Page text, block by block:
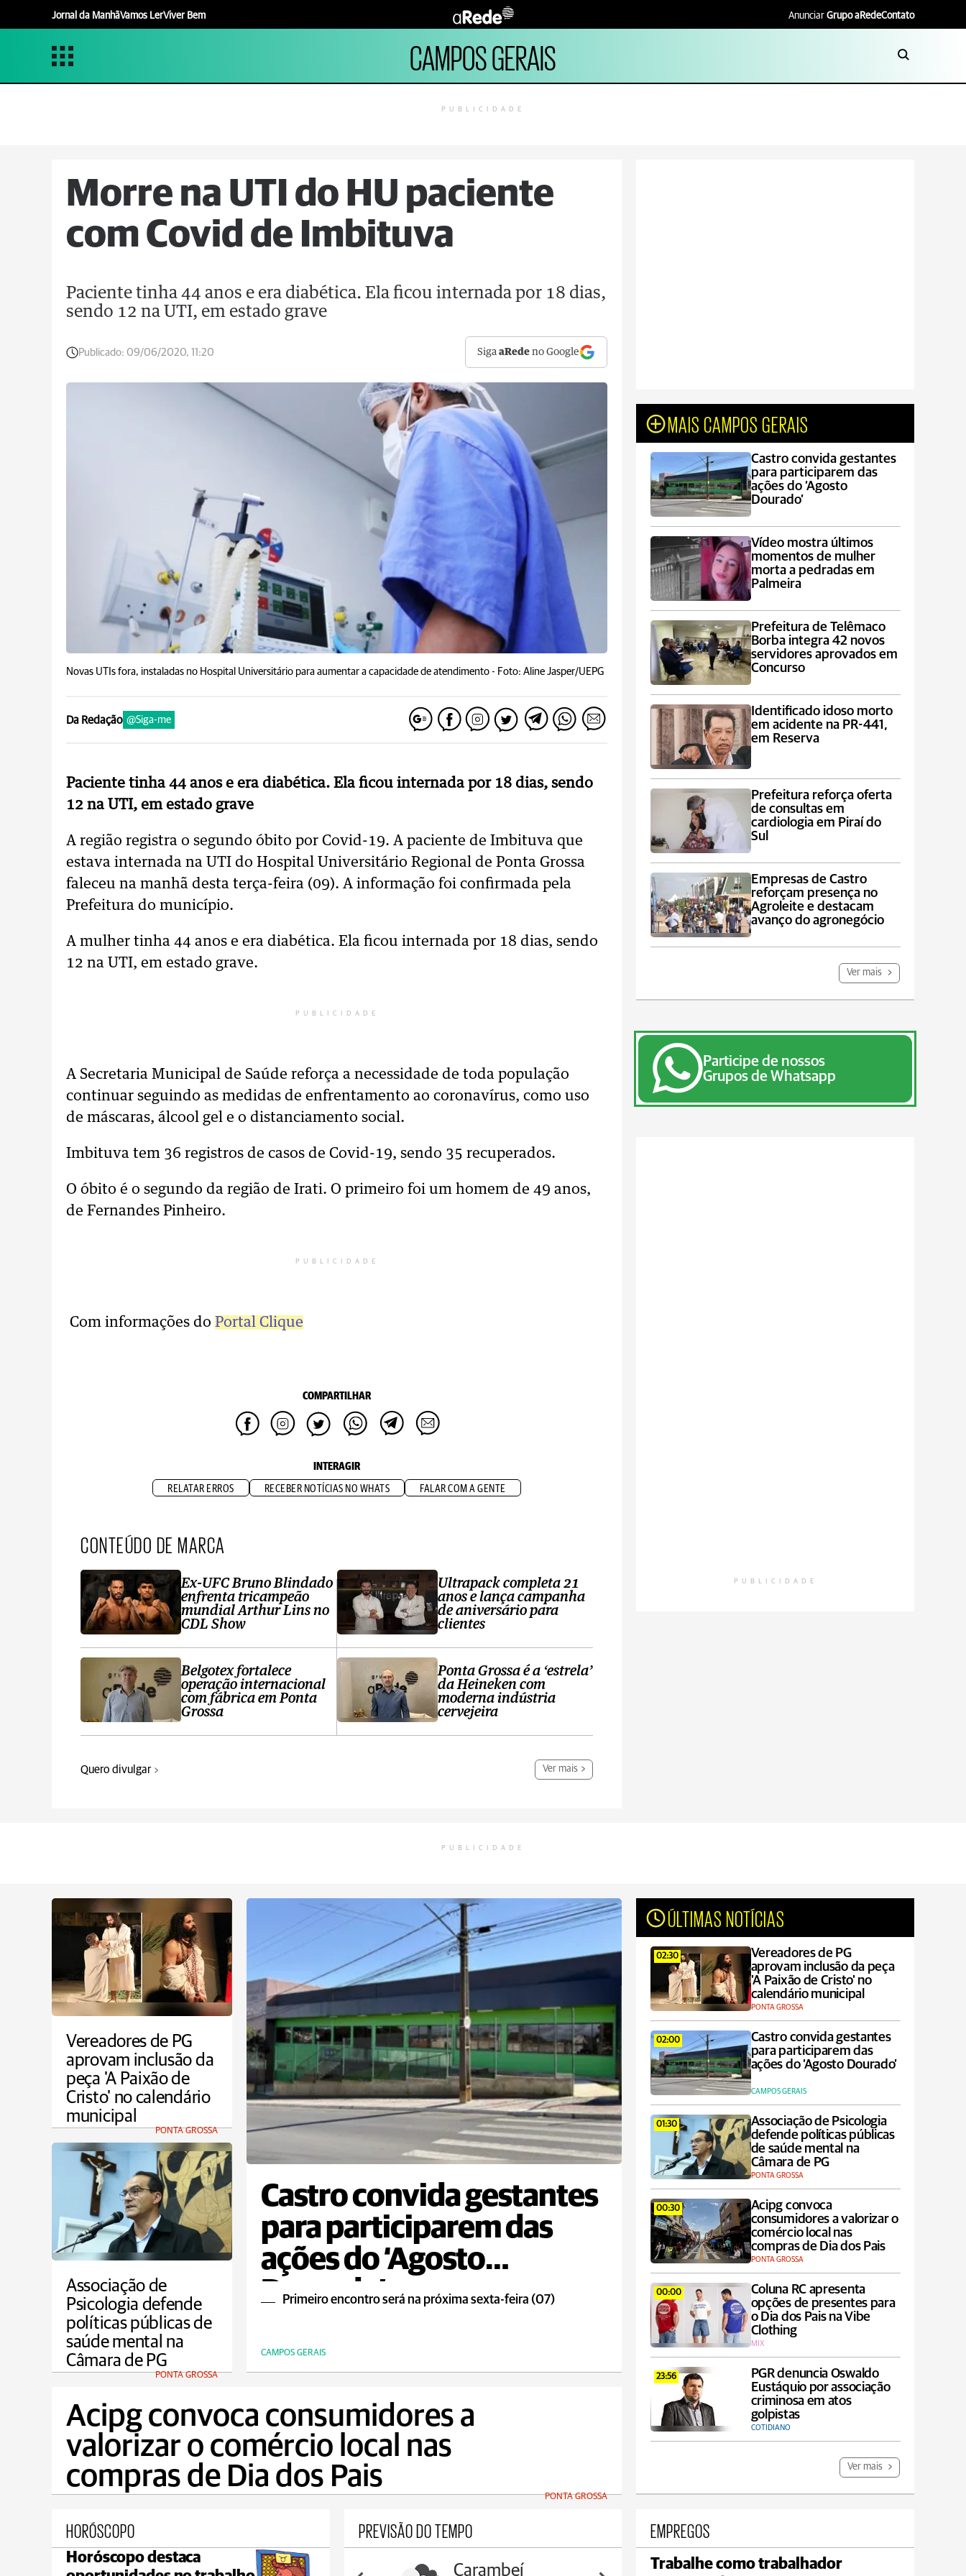
Jornal da ManhãVamos LerViver Bem Anunciar Grupo aRedeContato
CAMPOS GERAIS
PUBLICIDADE
Morre na UTI do HU paciente
com Covid de Imbituva
Paciente tinha 44 anos e era diabética. Ela ficou internada por 18 dias,
sendo 12 na UTI, em estado grave
Publicado: 09/06/2020, 11:20 SigaaRede no Google
Novas UTIs fora, instaladas no Hospital Universitário para aumentar a capacidade de atendimento - Foto: Aline Jasper/UEPG
Da Redação @Siga-me
Paciente tinha 44 anos e era diabética. Ela ficou internada por 18 dias, sendo
12 na UTI, em estado grave
A região registra o segundo óbito por Covid-19. A paciente de Imbituva que
estava internada na UTI do Hospital Universitário Regional de Ponta Grossa
faleceu na manhã desta terça-feira (09). A informação foi confirmada pela
Prefeitura do município.
A mulher tinha 44 anos e era diabética. Ela ficou internada por 18 dias, sendo
12 na UTI, em estado grave.
PUBLICIDADE
A Secretaria Municipal de Saúde reforça a necessidade de toda população
continuar seguindo as medidas de enfrentamento ao coronavírus, como uso
de máscaras, álcool gel e o distanciamento social.
Imbituva tem 36 registros de casos de Covid-19, sendo 35 recuperados.
O óbito é o segundo da região de Irati. O primeiro foi um homem de 49 anos,
de Fernandes Pinheiro.
PUBLICIDADE
Com informações do Portal Clique
COMPARTILHAR
INTERAGIR
RELATAR ERROS RECEBER NOTÍCIAS NO WHATS FALAR COM A GENTE
CONTEÚDO DE MARCA
Ex-UFC Bruno Blindado
enfrenta tricampeão
mundial Arthur Lins no
CDL Show
Belgotex fortalece
operação internacional
com fábrica em Ponta
Grossa
Ultrapack completa 21
anos e lança campanha
de aniversário para
clientes
Ponta Grossa é a ‘estrela’
da Heineken com
moderna indústria
cervejeira
Quero divulgar Ver mais
MAIS CAMPOS GERAIS
Castro convida gestantes
para participarem das
ações do ‘Agosto
Dourado’
Vídeo mostra últimos
momentos de mulher
morta a pedradas em
Palmeira
Prefeitura de Telêmaco
Borba integra 42 novos
servidores aprovados em
Concurso
Identificado idoso morto
em acidente na PR-441,
em Reserva
Prefeitura reforça oferta
de consultas em
cardiologia em Piraí do
Sul
Empresas de Castro
reforçam presença no
Agroleite e destacam
avanço do agronegócio
Ver mais
Participe de nossos
Grupos de Whatsapp
PUBLICIDADE
PUBLICIDADE
Vereadores de PG
aprovam inclusão da
peça 'A Paixão de
Cristo' no calendário
municipal
PONTA GROSSA
Castro convida gestantes
para participarem das
ações do ‘Agosto
Dourado’
Primeiro encontro será na próxima sexta-feira (07)
CAMPOS GERAIS
ÚLTIMAS NOTÍCIAS
02:30
Vereadores de PG
aprovam inclusão da peça
'A Paixão de Cristo' no
calendário municipal
PONTA GROSSA
02:00
Castro convida gestantes
para participarem das
ações do ‘Agosto Dourado’
CAMPOS GERAIS
01:30
Associação de Psicologia
defende políticas públicas
de saúde mental na
Câmara de PG
PONTA GROSSA
00:30
Acipg convoca
consumidores a valorizar o
comércio local nas
compras de Dia dos Pais
PONTA GROSSA
00:00
Coluna RC apresenta
opções de presentes para
o Dia dos Pais na Vibe
Clothing
MIX
23:56
PGR denuncia Oswaldo
Eustáquio por associação
criminosa em atos
golpistas
COTIDIANO
Ver mais
Associação de
Psicologia defende
políticas públicas de
saúde mental na
Câmara de PG
PONTA GROSSA
Acipg convoca consumidores a
valorizar o comércio local nas
compras de Dia dos Pais
PONTA GROSSA
HORÓSCOPO
Horóscopo destaca
PREVISÃO DO TEMPO
Castro Carambeí Jaguariaíva
EMPREGOS
Trabalhe como trabalhador